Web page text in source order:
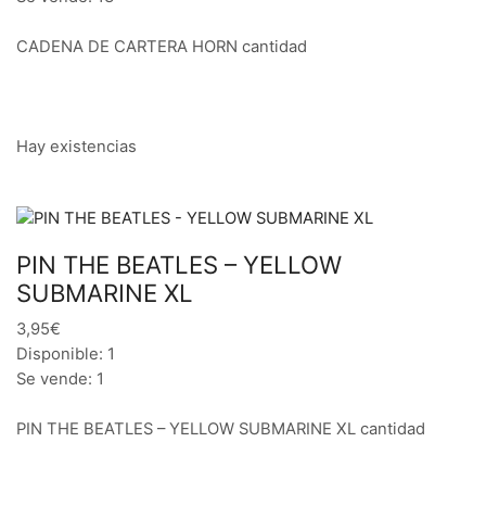
CADENA DE CARTERA HORN cantidad
Hay existencias
PIN THE BEATLES – YELLOW
SUBMARINE XL
3,95€
Disponible: 1
Se vende: 1
PIN THE BEATLES – YELLOW SUBMARINE XL cantidad